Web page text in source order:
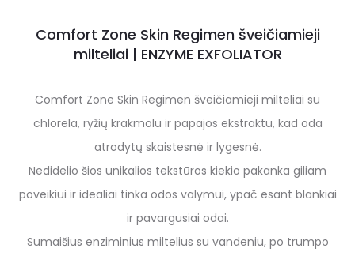
Comfort Zone Skin Regimen šveičiamieji
milteliai | ENZYME EXFOLIATOR
Comfort Zone Skin Regimen šveičiamieji milteliai su
chlorela, ryžių krakmolu ir papajos ekstraktu, kad oda
atrodytų skaistesnė ir lygesnė.
Nedidelio šios unikalios tekstūros kiekio pakanka giliam
poveikiui ir idealiai tinka odos valymui, ypač esant blankiai
ir pavargusiai odai.
Sumaišius enziminius miltelius su vandeniu, po trumpo